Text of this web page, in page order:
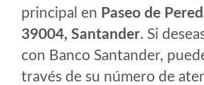
principal en Paseo de
39004, Santander. Si
con Banco Santander,
través de su número de